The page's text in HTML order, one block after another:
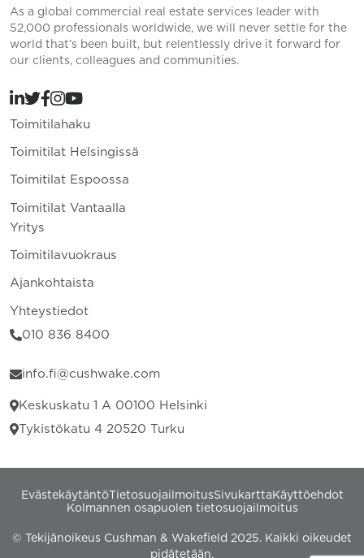
As a global commercial real estate services leader with
52,000 professionals worldwide, we will never settle for the
world that’s been built, but relentlessly drive it forward for
our clients, colleagues and communities.
Toimitilahaku
Toimitilat Helsingissä
Toimitilat Espoossa
Toimitilat Vantaalla
Yritys
Toimitilavuokraus
Ajankohtaista
Yhteystiedot
010 836 8400
info.fi@cushwake.com
Keskuskatu 1 A 00100 Helsinki
Tykistökatu 4 20520 Turku
EvästekäytäntöTietosuojailmoitusSivukartta Käyttöehdot
Kolmannen osapuolen tietosuojailmoitus
© Tekijänoikeus Cushman & Wakefield 2025. Kaikki oikeudet
pidätetään.